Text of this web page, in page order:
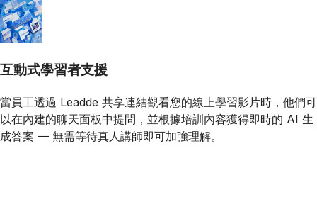
互動式學習者支援
當員工透過 Leadde 共享連結觀看您的線上學習影片時，他們可
以在內建的聊天面板中提問，並根據培訓內容獲得即時的 AI 生
成答案 — 無需等待真人講師即可加強理解。